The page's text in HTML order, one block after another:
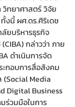
ทยาศาสตร์ วิจัย
งนี้ ผศ.ดร.ศิริเดช
ยบริหารธุรกิจ
กล่าวว่า ภาย
ดำเนินการจัด
กอบการสื่อสังคม
(Social Media
Digital Business
ร่วมมือในการ